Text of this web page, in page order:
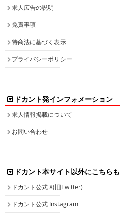
求人広告の説明
免責事項
特商法に基づく表示
プライバシーポリシー
ドカント発インフォメーション
求人情報掲載について
お問い合わせ
ドカント本サイト以外にこちらも
ドカント公式 X(旧Twitter)
ドカント公式 Instagram